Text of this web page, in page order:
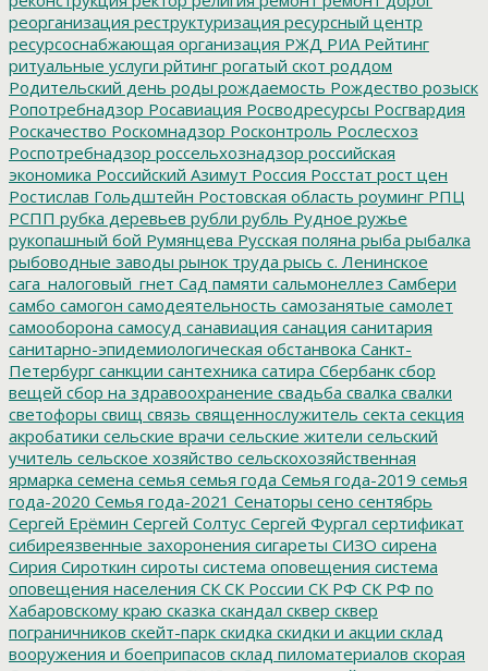
реорганизация реструктуризация ресурсный центр
ресурсоснабжающая организация РЖД РИА Рейтинг
ритуальные услуги рйтинг рогатый скот роддом
Родительский день роды рождаемость Рождество розыск
Ропотребнадзор Росавиация Росводресурсы Росгвардия
Роскачество Роскомнадзор Росконтроль Рослесхоз
Роспотребнадзор россельхознадзор российская
экономика Российский Азимут Россия Росстат рост цен
Ростислав Гольдштейн Ростовская область роуминг РПЦ
РСПП рубка деревьев рубли рубль Рудное ружье
рукопашный бой Румянцева Русская поляна рыба рыбалка
рыбоводные заводы рынок труда рысь с. Ленинское
сага_налоговый_гнет Сад памяти сальмонеллез Самбери
самбо самогон самодеятельность самозанятые самолет
самооборона самосуд санавиация санация санитария
санитарно-эпидемиологическая обстанвока Санкт-
Петербург санкции сантехника сатира Сбербанк сбор
вещей сбор на здравоохранение свадьба свалка свалки
светофоры свищ связь священнослужитель секта секция
акробатики сельские врачи сельские жители сельский
учитель сельское хозяйство сельскохозяйственная
ярмарка семена семья семья года Семья года-2019 семья
года-2020 Семья года-2021 Сенаторы сено сентябрь
Сергей Ерёмин Сергей Солтус Сергей Фургал сертификат
сибиреязвенные захоронения сигареты СИЗО сирена
Сирия Сироткин сироты система оповещения система
оповещения населения СК СК России СК РФ СК РФ по
Хабаровскому краю сказка скандал сквер сквер
пограничников скейт-парк скидка скидки и акции склад
вооружения и боеприпасов склад пиломатериалов скорая